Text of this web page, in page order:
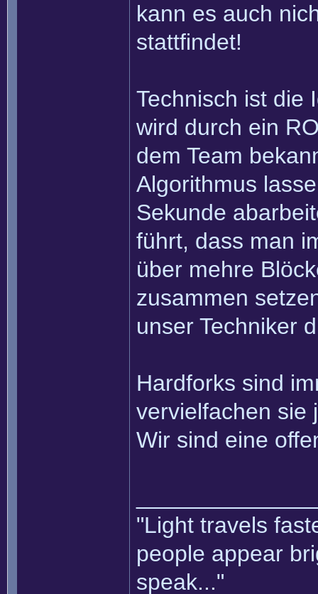
kann es auch
stattfindet!
Technisch ist die
wird durch ein
dem Team
Algorithmus
Sekunde
führt, dass man
über mehre
zusammen
unser Techniker
Hardforks sind
vervielfachen sie
Wir sind eine
"Light travels
people appear
speak..."